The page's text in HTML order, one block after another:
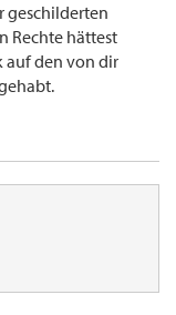
geschilderten
Rechte hättest
auf den von dir